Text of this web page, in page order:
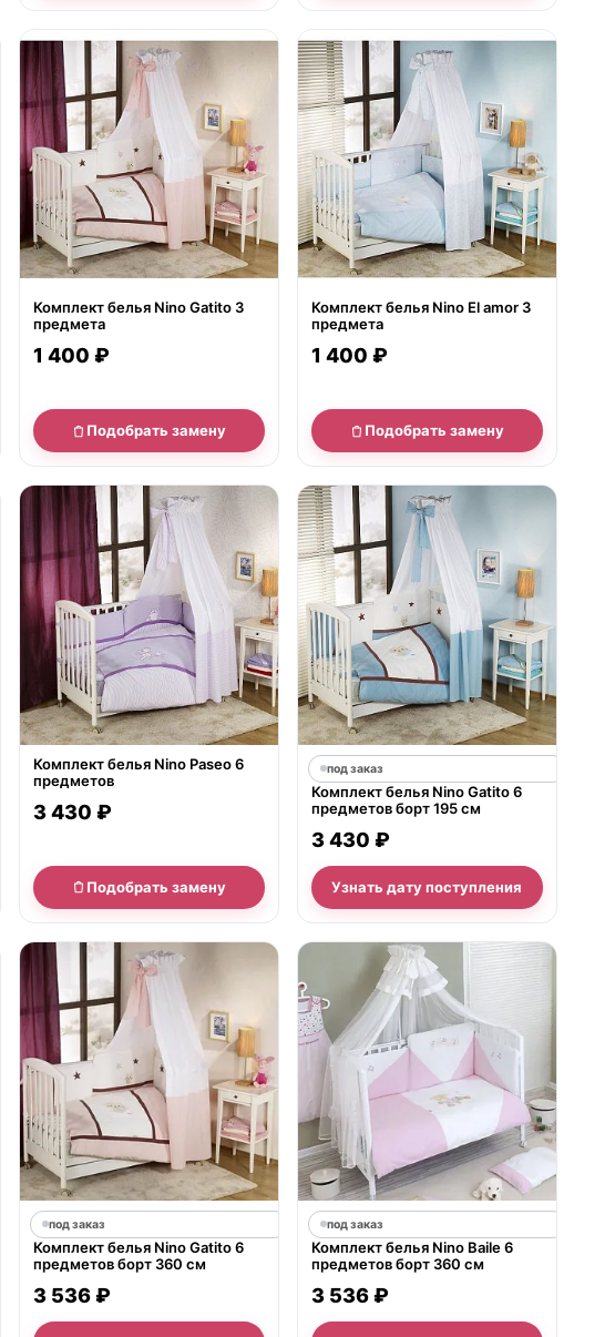
нет в продаже
Комплект белья Nino Gatito 3
предметa
1 400 ₽
Подобрать замену
нет в продаже
Комплект белья Nino El amor 3
предмета
1 400 ₽
Подобрать замену
нет в продаже
Комплект белья Nino Paseo 6
предметов
3 430 ₽
Подобрать замену
под заказ
Комплект белья Nino Gatito 6
предметов борт 195 см
3 430 ₽
Узнать дату поступления
под заказ
Комплект белья Nino Gatito 6
предметов борт 360 см
3 536 ₽
под заказ
Комплект белья Nino Baile 6
предметов борт 360 см
3 536 ₽